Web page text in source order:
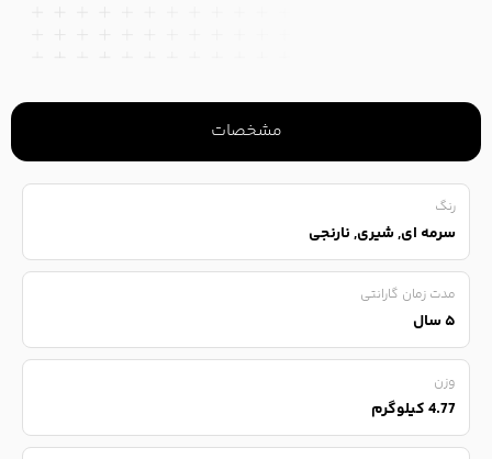
مشخصات
رنگ
سرمه ای, شیری, نارنجی
مدت زمان گارانتی
۵ سال
وزن
4.77 کیلوگرم